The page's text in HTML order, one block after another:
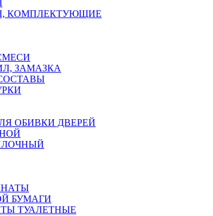
КОМПЛЕКТУЮЩИЕ
ЗАМАЗКА
ОБИВКИ ДВЕРЕЙ
БУМАГИ
ТУАЛЕТНЫЕ